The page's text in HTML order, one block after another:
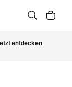
entdecken